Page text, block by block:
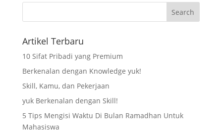
Artikel Terbaru
10 Sifat Pribadi yang Premium
Berkenalan dengan Knowledge yuk!
Skill, Kamu, dan Pekerjaan
yuk Berkenalan dengan Skill!
5 Tips Mengisi Waktu Di Bulan Ramadhan Untuk
Mahasiswa